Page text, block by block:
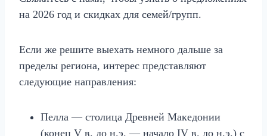
на 2026 год и скидках для семей/групп.
Если же решите выехать немного дальше за
пределы региона, интерес представляют
следующие направления:
Пелла — столица Древней Македонии
(конец V в. до н.э. — начало IV в. до н.э.) с